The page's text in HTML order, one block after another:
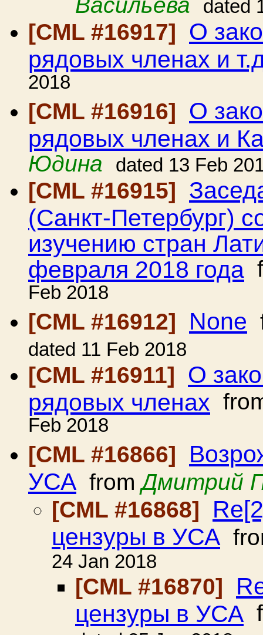
dated
[CML #16917] О
рядовых членах и
2018
[CML #16916]
О
рядовых членах и
Юдина
dated 13 Feb
[CML #16915]
(Санкт-Петербург)
изучению стран
февраля 2018 года
Feb 2018
[CML #16912]
None
dated 11 Feb 2018
[CML #16911] О
рядовых членах
Feb 2018
[CML #16866]
УСА fromДмитрий
[CML #16868]
цензуры в УСА
24 Jan 2018
[CML #16870]
цензуры в УСА